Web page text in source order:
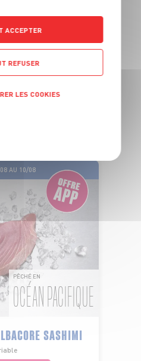
FRANCE
CANARD
disponibles
AU 10/08
PÊCHÉ EN
OCÉAN PACIFIQUE
SASHIMI
ACCEPTER
REFUSER
LES COOKIES